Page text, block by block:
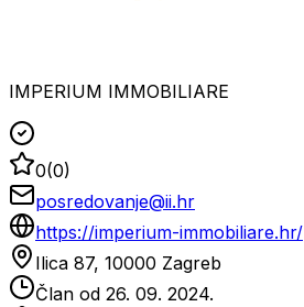
IMPERIUM IMMOBILIARE
0(0)
posredovanje@ii.hr
https://imperium-immobiliare.hr/
Ilica 87, 10000 Zagreb
Član od 26. 09. 2024.